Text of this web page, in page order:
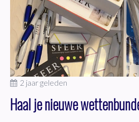
2 jaar geleden
Haal je nieuwe